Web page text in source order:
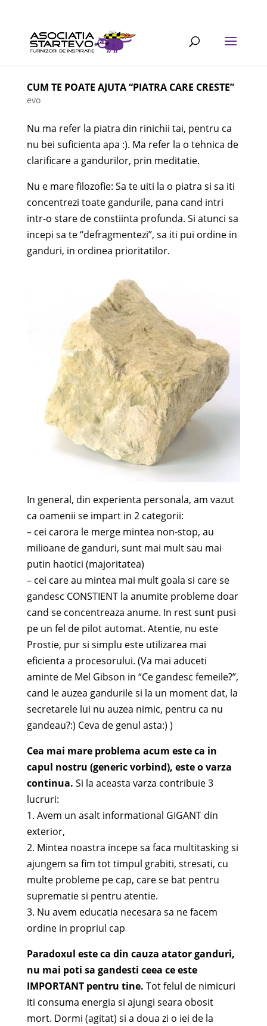
CUM TE POATE AJUTA “PIATRA CARE CRESTE”
evo
Nu ma refer la piatra din rinichii tai, pentru ca
nu bei suficienta apa :). Ma refer la o tehnica de
clarificare a gandurilor, prin meditatie.
Nu e mare filozofie: Sa te uiti la o piatra si sa iti
concentrezi toate gandurile, pana cand intri
intr-o stare de constiinta profunda. Si atunci sa
incepi sa te “defragmentezi”, sa iti pui ordine in
ganduri, in ordinea prioritatilor.
In general, din experienta personala, am vazut
ca oamenii se impart in 2 categorii:
– cei carora le merge mintea non-stop, au
milioane de ganduri, sunt mai mult sau mai
putin haotici (majoritatea)
– cei care au mintea mai mult goala si care se
gandesc CONSTIENT la anumite probleme doar
cand se concentreaza anume. In rest sunt pusi
pe un fel de pilot automat. Atentie, nu este
Prostie, pur si simplu este utilizarea mai
eficienta a procesorului. (Va mai aduceti
aminte de Mel Gibson in “Ce gandesc femeile?”,
cand le auzea gandurile si la un moment dat, la
secretarele lui nu auzea nimic, pentru ca nu
gandeau?:) Ceva de genul asta:) )
Cea mai mare problema acum este ca in
capul nostru (generic vorbind), este o varza
continua. Si la aceasta varza contribuie 3
lucruri:
1. Avem un asalt informational GIGANT din
exterior,
2. Mintea noastra incepe sa faca multitasking si
ajungem sa fim tot timpul grabiti, stresati, cu
multe probleme pe cap, care se bat pentru
suprematie si pentru atentie.
3. Nu avem educatia necesara sa ne facem
ordine in propriul cap
Paradoxul este ca din cauza atator ganduri,
nu mai poti sa gandesti ceea ce este
IMPORTANT pentru tine. Tot felul de nimicuri
iti consuma energia si ajungi seara obosit
mort. Dormi (agitat) si a doua zi o iei de la